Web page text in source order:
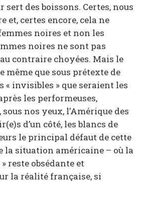
sert des boissons. Certes, nous
et, certes encore, cela ne
noires et non les
noires ne sont pas
contraire choyées. Mais le
même que sous prétexte de
« invisibles » que seraient les
les performeuses,
nos yeux, l’Amérique des
d’un côté, les blancs de
le principal défaut de cette
la situation américaine – où la
reste obsédante et
la réalité française, si